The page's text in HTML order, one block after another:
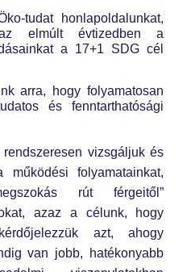
tudat honlapoldalunkat,
elmúlt évtizedben a
a 17+1 SDG cél
arra, hogy folyamatosan
és fenntarthatósági
vizsgáljuk és
működési folyamatainkat,
rút férgeitől”
azaz a célunk, hogy
azt, ahogy
van jobb, hatékonyabb